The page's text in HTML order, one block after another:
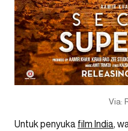
Via:
Untuk penyuka film India,